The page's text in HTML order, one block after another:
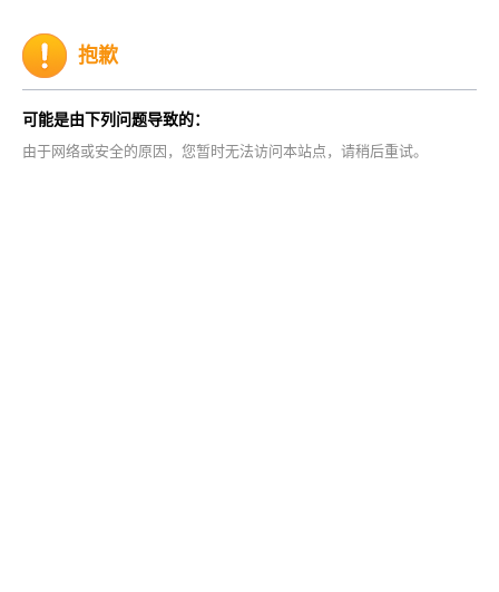
抱歉
可能是由下列问题导致的：
由于网络或安全的原因，您暂时无法访问本站点，请稍后重试。